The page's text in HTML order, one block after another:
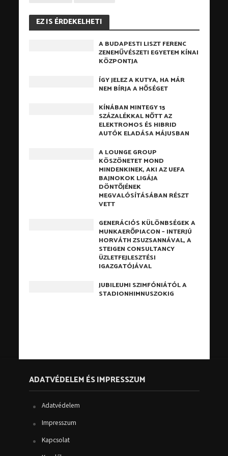
EZ IS ÉRDEKELHETI
A BUDAPESTI LISZT FERENC
ZENEMŰVÉSZETI EGYETEM KÍNAI
KÖZPONTJA
ÍGY JELEZ A KUTYA, HA MÁR
NEM BÍRJA A HŐSÉGET
KÍNÁBAN MINTEGY 15
SZÁZALÉKKAL NŐTT AZ
ELEKTROMOS ÉS HIBRID
AUTÓK ELADÁSA MÁJUSBAN
A LOUNGE GROUP
KÖSZÖNETET MOND
MINDENKINEK, AKI AZ UEFA
BAJNOKOK LIGÁJA
DÖNTŐJÉNEK
MEGVALÓSÍTÁSÁBAN RÉSZT
VETT
GENERÁCIÓS KÜLÖNBSÉGEK A
MUNKAERŐPIACON – INTERJÚ
HORVÁTH ZSUZSANNÁVAL, A
STEIGEN CONSULTANCY
ÜZLETFEJLESZTÉSI
IGAZGATÓJÁVAL
JUBILEUMI SZIMFÓNIÁTÓL A
STADIONHIMNUSZOKIG
ADATVÉDELEM ÉS IMPRESSZUM
Adatvédelem
Impresszum
Kapcsolat